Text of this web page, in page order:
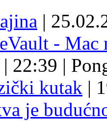
|
- Mac
| 22:39 |
kutak |
je